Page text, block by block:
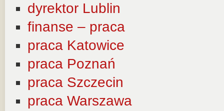
dyrektor Lublin
finanse – praca
praca Katowice
praca Poznań
praca Szczecin
praca Warszawa